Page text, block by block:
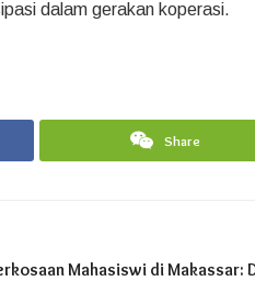
dalam gerakan koperasi.
Share
Mahasiswi di Makassar: